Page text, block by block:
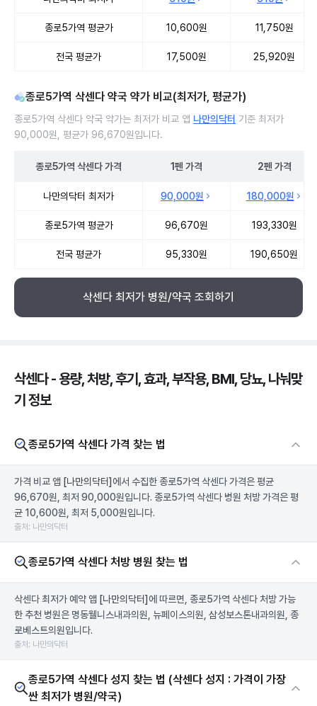
종로5가역 평균가 10,600원 11,750원
전국 평균가 17,500원 25,920원
종로5가역 삭센다 약국 약가 비교(최저가, 평균가)
종로5가역 삭센다 약국 약가는 최저가 비교 앱 나만의닥터 기준 최저가
90,000원, 평균가 96,670원입니다.
종로5가역 삭센다가격 1펜 가격 2펜 가격
나만의닥터 최저가 90,000원 180,000원
종로5가역 평균가 96,670원 193,330원
전국 평균가 95,330원 190,650원
삭센다 최저가 병원/약국 조회하기
삭센다 - 용량, 처방, 후기, 효과, 부작용, BMI, 당뇨, 나눠맞
기 정보
종로5가역 삭센다 가격 찾는 법
가격 비교 앱 [나만의닥터] 에서 수집한 종로5가역 삭센다 가격은 평균
96,670원, 최저 90,000원입니다. 종로5가역 삭센다 병원 처방 가격은 평
균 10,600원, 최저 5,000원입니다.
출처: 나만의닥터
종로5가역 삭센다 처방 병원 찾는 법
삭센다 최저가 예약 앱 [나만의닥터] 에 따르면, 종로5가역 삭센다 처방 가능
한 추천 병원은 명동웰니스내과의원, 뉴페이스의원, 삼성보스톤내과의원, 종
로베스트의원입니다.
출처: 나만의닥터
종로5가역 삭센다 성지 찾는 법 (삭센다 성지 : 가격이 가장
싼 최저가 병원/약국)